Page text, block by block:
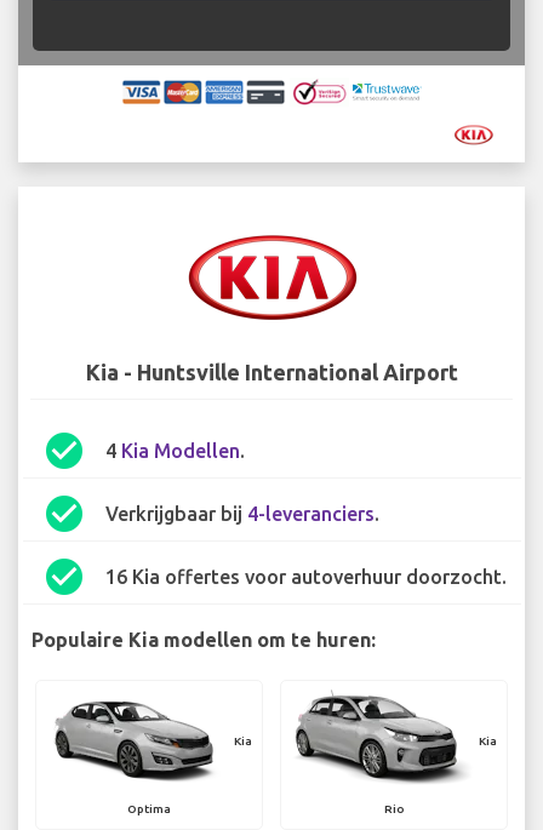
Kia - Huntsville International Airport
check_circle 4 Kia Modellen.
check_circle Verkrijgbaar bij 4-leveranciers.
check_circle 16 Kia offertes voor autoverhuur doorzocht.
Populaire Kia modellen om te huren:
Kia
Optima
Kia
Rio